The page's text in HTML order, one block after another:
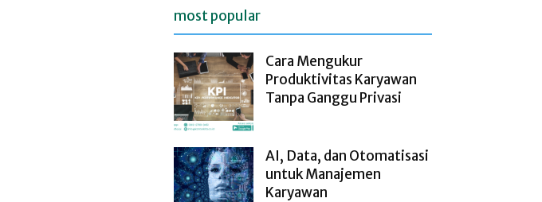
most popular
Cara Mengukur
Produktivitas Karyawan
Tanpa Ganggu Privasi
AI, Data, dan Otomatisasi
untuk Manajemen
Karyawan